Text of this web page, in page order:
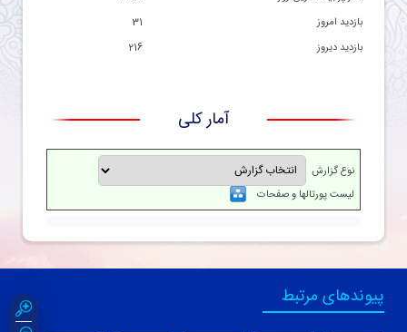
بازديد امروز
31
بازديد ديروز
216
آمار کلی
نوع گزارش
لیست پورتالها و صفحات
پیوندهای مرتبط